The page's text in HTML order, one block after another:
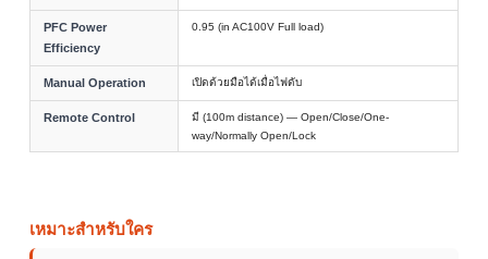
PFC Power
Efficiency
0.95 (in AC100V Full load)
Manual Operation เปิดด้วยมือได้เมื่อไฟดับ
Remote Control
มี (100m distance) — Open/Close/One-
way/Normally Open/Lock
เหมาะสำหรับใคร